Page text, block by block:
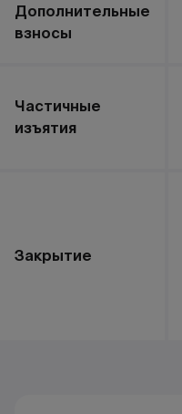
Дополнительные
взносы
Частичные
изъятия
Закрытие